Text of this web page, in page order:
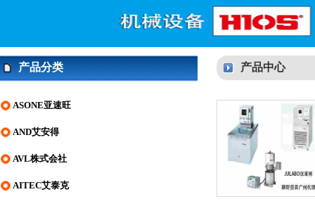
产品分类
ASONE亚速旺
AND艾安得
AVL株式会社
AITEC艾泰克
产品中心